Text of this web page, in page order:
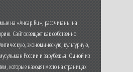
на «Ансар.Ru», рассчитаны на
Сайт освещает как собственно
экономическую, культурную,
России и зарубежья. Одной из
которые находят место на страницах